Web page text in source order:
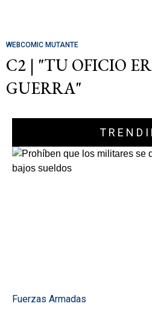
WEBCOMIC MUTANTE
C2 | "TU OFICIO
GUERRA"
Fuerzas Armadas